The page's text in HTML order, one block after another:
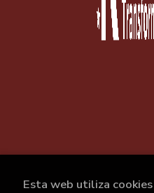
Esta web utiliza